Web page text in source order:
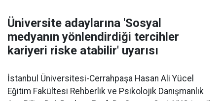
Üniversite adaylarına 'Sosyal
medyanın yönlendirdiği tercihler
kariyeri riske atabilir' uyarısı
İstanbul Üniversitesi-Cerrahpaşa Hasan Ali Yücel
Eğitim Fakültesi Rehberlik ve Psikolojik Danışmanlık